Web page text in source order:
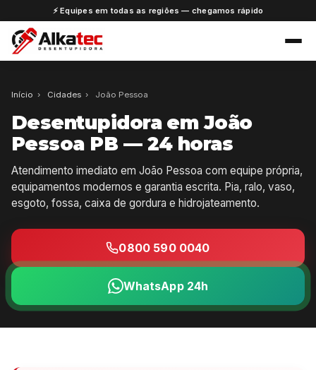
⚡ Equipes em todas as regiões — chegamos rápido
Início › Cidades › João Pessoa
Desentupidora em João
Pessoa PB — 24 horas
Atendimento imediato em João Pessoa com equipe própria,
equipamentos modernos e garantia escrita. Pia, ralo, vaso,
esgoto, fossa, caixa de gordura e hidrojateamento.
0800 590 0040
WhatsApp 24h